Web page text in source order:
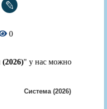
0
" у нас можно
Система (2026)